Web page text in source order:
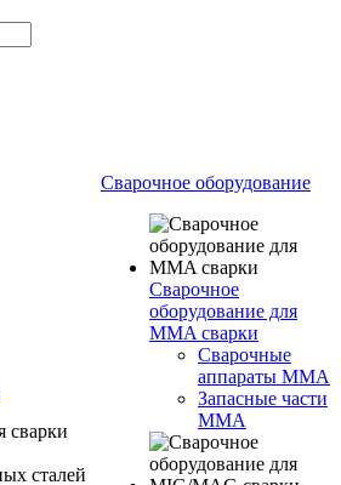
Сварочное оборудование
Сварочное
оборудование для
MMA сварки
Сварочные
аппараты MMA
Запасные части
MMA